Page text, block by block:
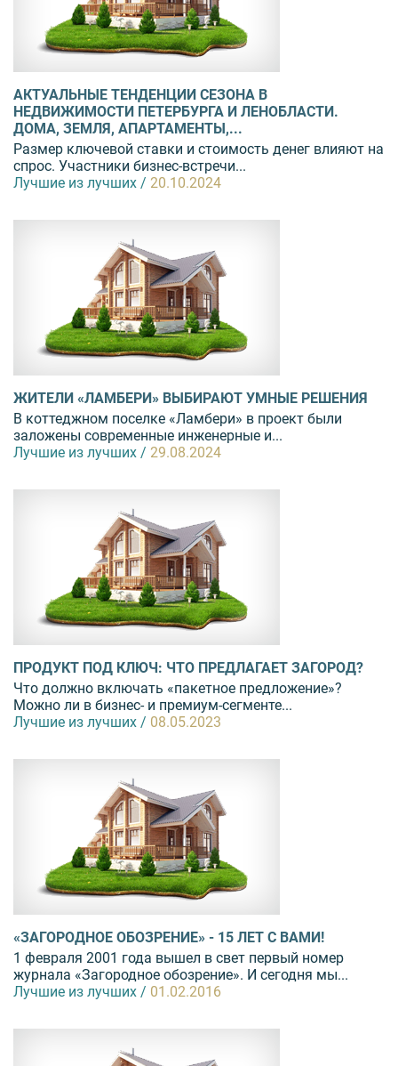
АКТУАЛЬНЫЕ ТЕНДЕНЦИИ СЕЗОНА В
НЕДВИЖИМОСТИ ПЕТЕРБУРГА И ЛЕНОБЛАСТИ.
ДОМА, ЗЕМЛЯ, АПАРТАМЕНТЫ,...
Размер ключевой ставки и стоимость денег влияют на
спрос. Участники бизнес-встречи...
Лучшие из лучших / 20.10.2024
ЖИТЕЛИ «ЛАМБЕРИ» ВЫБИРАЮТ УМНЫЕ РЕШЕНИЯ
В коттеджном поселке «Ламбери» в проект были
заложены современные инженерные и...
Лучшие из лучших / 29.08.2024
ПРОДУКТ ПОД КЛЮЧ: ЧТО ПРЕДЛАГАЕТ ЗАГОРОД?
Что должно включать «пакетное предложение»?
Можно ли в бизнес- и премиум-сегменте...
Лучшие из лучших / 08.05.2023
«ЗАГОРОДНОЕ ОБОЗРЕНИЕ» - 15 ЛЕТ С ВАМИ!
1 февраля 2001 года вышел в свет первый номер
журнала «Загородное обозрение». И сегодня мы...
Лучшие из лучших / 01.02.2016